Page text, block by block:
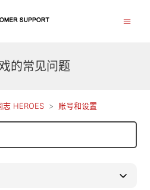
的常见问题
志 HEROES 账号和设置